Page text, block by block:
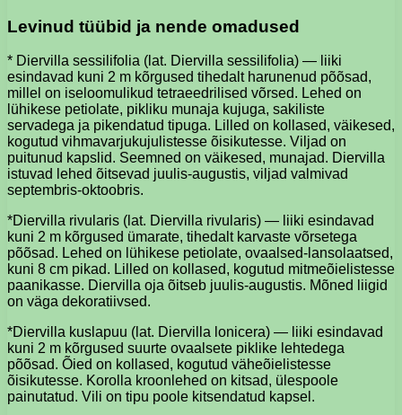
Levinud tüübid ja nende omadused
* Diervilla sessilifolia (lat. Diervilla sessilifolia) — liiki
esindavad kuni 2 m kõrgused tihedalt harunenud põõsad,
millel on iseloomulikud tetraeedrilised võrsed. Lehed on
lühikese petiolate, pikliku munaja kujuga, sakiliste
servadega ja pikendatud tipuga. Lilled on kollased, väikesed,
kogutud vihmavarjukujulistesse õisikutesse. Viljad on
puitunud kapslid. Seemned on väikesed, munajad. Diervilla
istuvad lehed õitsevad juulis-augustis, viljad valmivad
septembris-oktoobris.
*Diervilla rivularis (lat. Diervilla rivularis) — liiki esindavad
kuni 2 m kõrgused ümarate, tihedalt karvaste võrsetega
põõsad. Lehed on lühikese petiolate, ovaalsed-lansolaatsed,
kuni 8 cm pikad. Lilled on kollased, kogutud mitmeõielistesse
paanikasse. Diervilla oja õitseb juulis-augustis. Mõned liigid
on väga dekoratiivsed.
*Diervilla kuslapuu (lat. Diervilla lonicera) — liiki esindavad
kuni 2 m kõrgused suurte ovaalsete piklike lehtedega
põõsad. Õied on kollased, kogutud väheõielistesse
õisikutesse. Korolla kroonlehed on kitsad, ülespoole
painutatud. Vili on tipu poole kitsendatud kapsel.